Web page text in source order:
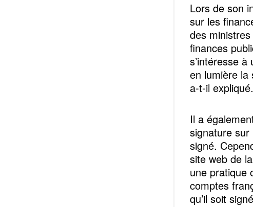
Lors de son
sur les
des
finances
s’intéresse
en lumière la
a-t-il expliqué.
Il a
signature
signé.
site web de
une pratique
comptes
qu’il soit